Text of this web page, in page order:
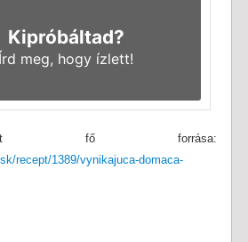
Kipróbáltad?
Írd meg, hogy ízlett!
fő forrása:
recept/1389/vynikajuca-domaca-